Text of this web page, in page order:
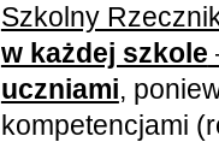
Szkolny
w każdej szkole
uczniami,
kompetencjami